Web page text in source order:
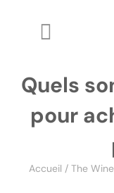
Toggle
The
Wine
Quels
pour
Accueil / The